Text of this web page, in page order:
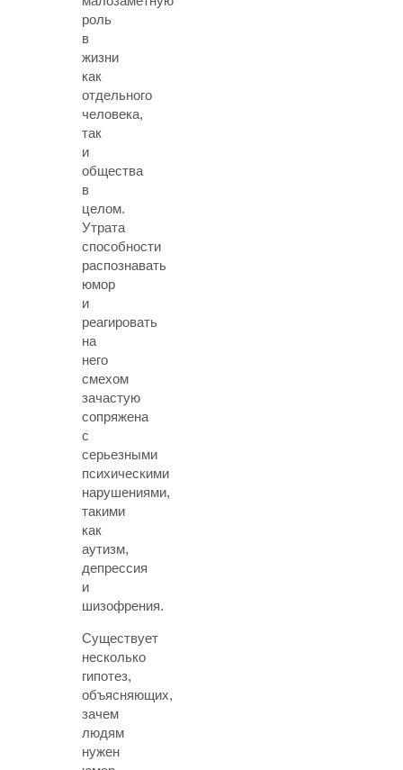
роль
в
жизни
как
отдельного
человека,
так
и
общества
в
целом.
Утрата
способности
распознавать
юмор
и
реагировать
на
него
смехом
зачастую
сопряжена
с
серьезными
психическими
нарушениями,
такими
как
аутизм,
депрессия
и
шизофрения.
Существует
несколько
гипотез,
объясняющих,
зачем
людям
нужен